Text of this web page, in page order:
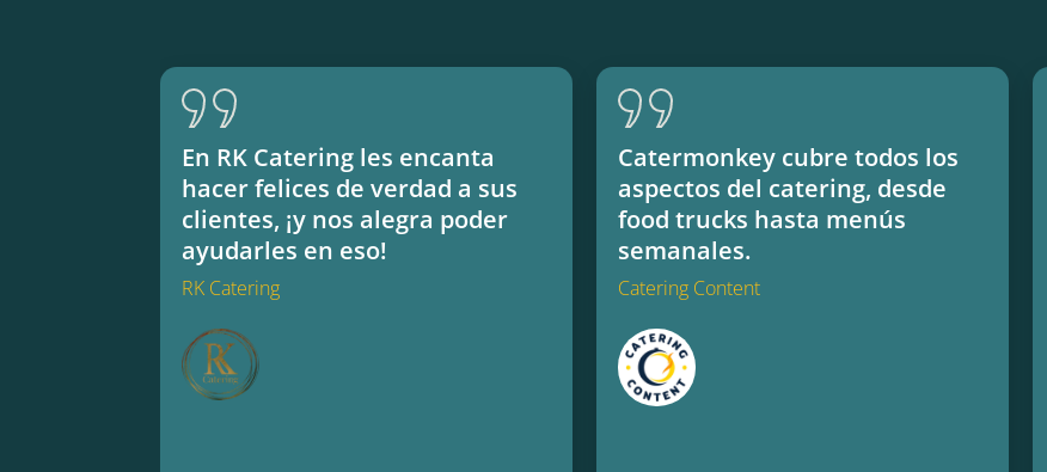
En RK Catering les encanta
hacer felices de verdad a sus
clientes, ¡y nos alegra poder
ayudarles en eso!
RK Catering
RK Catering
Catermonkey cubre todos los
aspectos del catering, desde
food trucks hasta menús
semanales.
Catering Content
Catering Content